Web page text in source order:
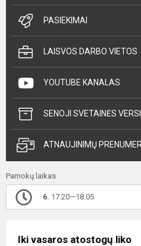
PASIEKIMAI
LAISVOS DARBO VIETOS
YOUTUBE KANALAS
SENOJI SVETAINĖS
ATNAUJINIMŲ
Pamokų laikas
6. 17.20—18.05
Iki vasaros atostogų liko